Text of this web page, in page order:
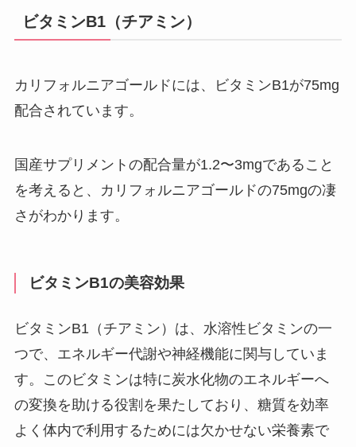
ビタミンB1（チアミン）
カリフォルニアゴールドには、ビタミンB1が75mg
配合されています。
国産サプリメントの配合量が1.2〜3mgであること
を考えると、カリフォルニアゴールドの75mgの凄
さがわかります。
ビタミンB1の美容効果
ビタミンB1（チアミン）は、水溶性ビタミンの一
つで、エネルギー代謝や神経機能に関与していま
す。このビタミンは特に炭水化物のエネルギーへ
の変換を助ける役割を果たしており、糖質を効率
よく体内で利用するためには欠かせない栄養素で